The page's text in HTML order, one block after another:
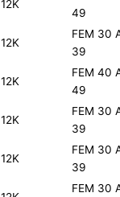
12K
49
12K
FEM 30
39
12K
FEM 40
49
12K
FEM 30
39
12K
FEM 30
39
FEM 30